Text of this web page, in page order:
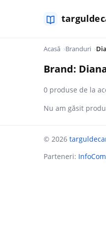
Acasă Branduri
Brand:
0 produse de la
Nu am găsit
© 2026
Parteneri: